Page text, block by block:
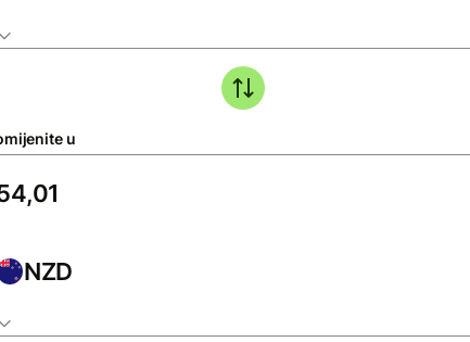
u
NZD